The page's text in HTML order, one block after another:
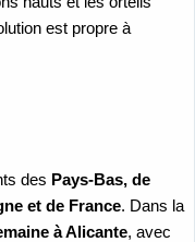
est propre à
des Pays-Bas, de
et de France. Dans la
à Alicante, avec